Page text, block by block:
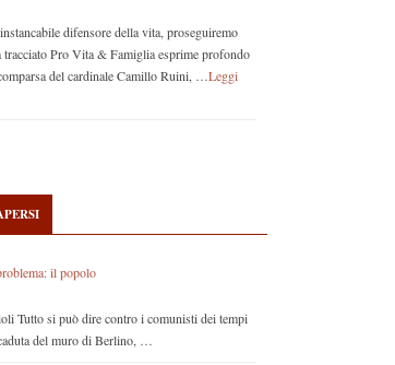
difensore della vita, proseguiremo
tracciato Pro Vita & Famiglia esprime profondo
del cardinale Camillo Ruini, … Leggi
il popolo
Tutto si può dire contro i comunisti dei tempi
del muro di Berlino, …